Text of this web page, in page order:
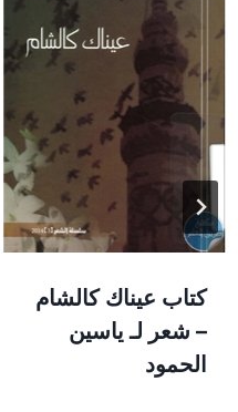
كتاب عيناك كالشام
– شعر لـ ياسين
الحمود